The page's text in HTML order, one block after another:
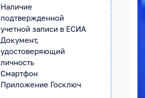
Наличие
подтвержденной
учетной записи в ЕСИА
Документ,
удостоверяющий
личность
Смартфон
Приложение Госключ